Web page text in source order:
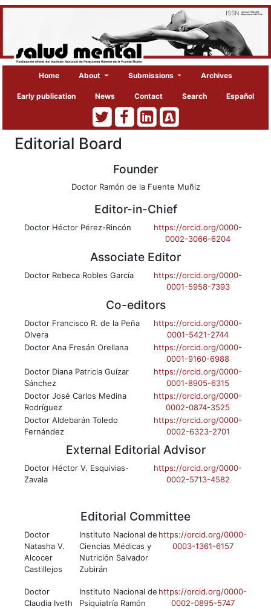
Home About Submissions Archives
Early publication News Contact Search Español
Editorial Board
Founder
Doctor Ramón de la Fuente Muñiz
Editor-in-Chief
Doctor Héctor Pérez-Rincón
https://orcid.org/0000-
0002-3066-6204
Associate Editor
Doctor Rebeca Robles García
https://orcid.org/0000-
0001-5958-7393
Co-editors
Doctor Francisco R. de la Peña
Olvera
https://orcid.org/0000-
0001-5421-2744
Doctor Ana Fresán Orellana
https://orcid.org/0000-
0001-9160-6988
Doctor Diana Patricia Guízar
Sánchez
https://orcid.org/0000-
0001-8905-6315
Doctor José Carlos Medina
Rodríguez
https://orcid.org/0000-
0002-0874-3525
Doctor Aldebarán Toledo
Fernández
https://orcid.org/0000-
0002-6323-2701
External Editorial Advisor
Doctor Héctor V. Esquivias-
Zavala
https://orcid.org/0000-
0002-5713-4582
Editorial Committee
Doctor
Natasha V.
Alcocer
Castillejos
Instituto Nacional de
Ciencias Médicas y
Nutrición Salvador
Zubirán
https://orcid.org/0000-
0003-1361-6157
Doctor
Claudia Iveth
Instituto Nacional de
Psiquiatría Ramón
https://orcid.org/0000-
0002-0895-5747